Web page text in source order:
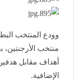
منتخب الأرجنتين،
أهداف مقابل
الإضافية.